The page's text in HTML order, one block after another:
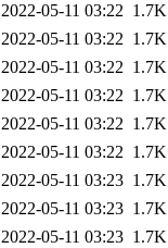
2022-05-11 03:22 1.7K
2022-05-11 03:22 1.7K
2022-05-11 03:22 1.7K
2022-05-11 03:22 1.7K
2022-05-11 03:22 1.7K
2022-05-11 03:22 1.7K
2022-05-11 03:23 1.7K
2022-05-11 03:23 1.7K
2022-05-11 03:23 1.7K